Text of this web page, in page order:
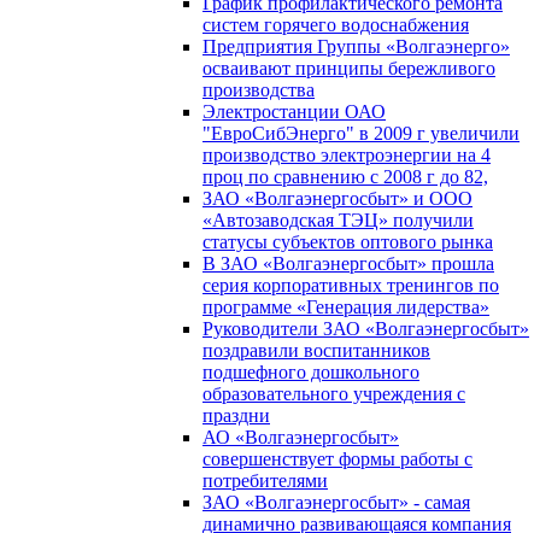
систем горячего водоснабжения
Предприятия Группы «Волгаэнерго»
осваивают принципы бережливого
производства
Электростанции ОАО
"ЕвроСибЭнерго" в 2009 г увеличили
производство электроэнергии на 4
проц по сравнению с 2008 г до 82,
ЗАО «Волгаэнергосбыт» и ООО
«Автозаводская ТЭЦ» получили
статусы субъектов оптового рынка
В ЗАО «Волгаэнергосбыт» прошла
серия корпоративных тренингов по
программе «Генерация лидерства»
Руководители ЗАО «Волгаэнергосбыт»
поздравили воспитанников
подшефного дошкольного
образовательного учреждения с
праздни
АО «Волгаэнергосбыт»
совершенствует формы работы с
потребителями
ЗАО «Волгаэнергосбыт» - самая
динамично развивающаяся компания